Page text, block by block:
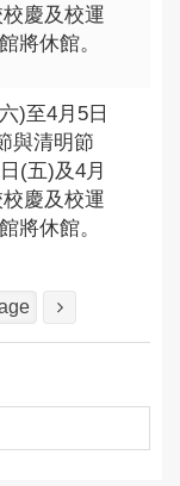
慶及校運
將休館。
)至4月5日
與清明節
(五)及4月
慶及校運
將休館。